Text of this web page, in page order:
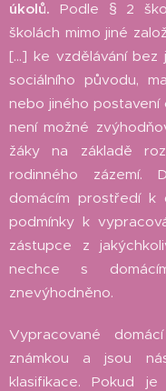
úkolů. Podle § 2
školách mimo jiné
[...] ke vzdělávání bez
sociálního původu,
nebo jiného postavení
není možné
žáky na základě
rodinného zázemí.
domácím prostředí k
podmínky k
zástupce z
nechce s
znevýhodněno.
Vypracované
známkou a jsou
klasifikace. Pokud